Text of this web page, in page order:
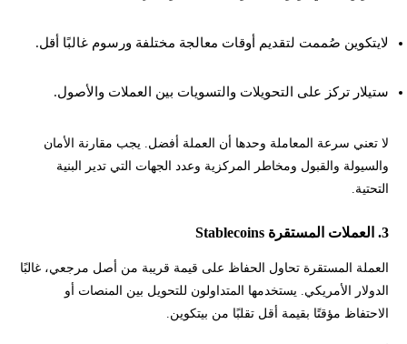
لايتكوين صُممت لتقديم أوقات معالجة مختلفة ورسوم غالبًا أقل.
ستيلار تركز على التحويلات والتسويات بين العملات والأصول.
لا تعني سرعة المعاملة وحدها أن العملة أفضل. يجب مقارنة الأمان
والسيولة والقبول ومخاطر المركزية وعدد الجهات التي تدير البنية
التحتية.
3. العملات المستقرة Stablecoins
العملة المستقرة تحاول الحفاظ على قيمة قريبة من أصل مرجعي، غالبًا
الدولار الأمريكي. يستخدمها المتداولون للتحويل بين المنصات أو
الاحتفاظ مؤقتًا بقيمة أقل تقلبًا من بيتكوين.